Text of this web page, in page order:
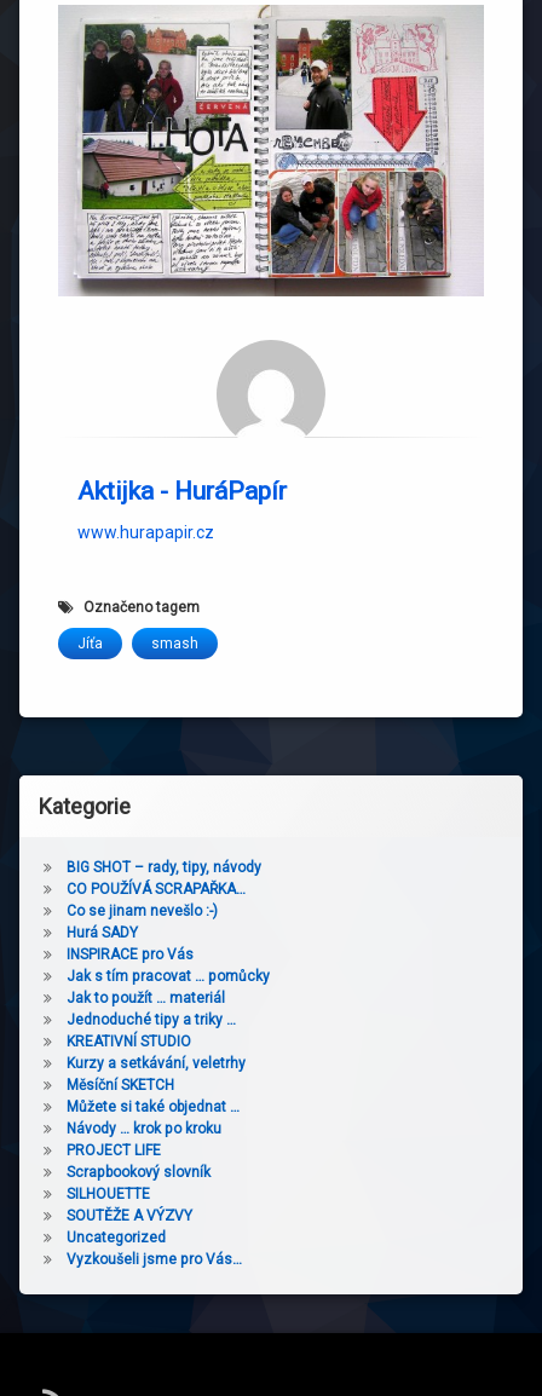
Aktijka - HuráPapír
www.hurapapir.cz
Označeno tagem
Jíťa smash
Kategorie
BIG SHOT – rady, tipy, návody
CO POUŽÍVÁ SCRAPAŘKA…
Co se jinam nevešlo :-)
Hurá SADY
INSPIRACE pro Vás
Jak s tím pracovat … pomůcky
Jak to použít … materiál
Jednoduché tipy a triky …
KREATIVNÍ STUDIO
Kurzy a setkávání, veletrhy
Měsíční SKETCH
Můžete si také objednat …
Návody … krok po kroku
PROJECT LIFE
Scrapbookový slovník
SILHOUETTE
SOUTĚŽE A VÝZVY
Uncategorized
Vyzkoušeli jsme pro Vás…